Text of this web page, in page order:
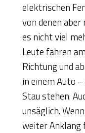
elektrischen
von denen
es nicht viel
Leute fahren
Richtung und
in einem Auto
Stau stehen.
unsäglich.
weiter Anklang